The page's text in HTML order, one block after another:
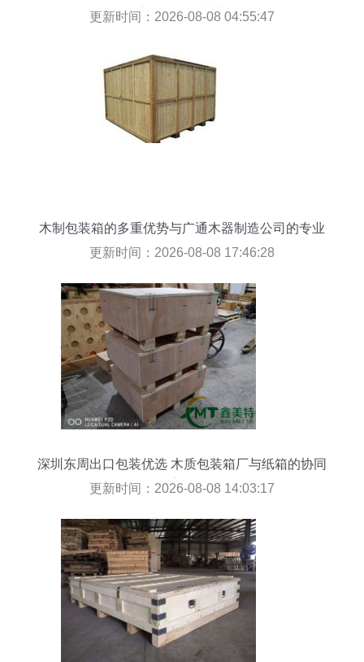
享德国品质典范
更新时间：2026-08-08 04:55:47
木制包装箱的多重优势与广通木器制造公司的专业
选择
更新时间：2026-08-08 17:46:28
深圳东周出口包装优选 木质包装箱厂与纸箱的协同
应用
更新时间：2026-08-08 14:03:17